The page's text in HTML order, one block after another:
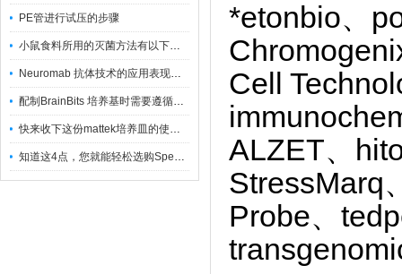
PE管进行试压的步骤
小鼠食料所用的灭菌方法有以下三种
Neuromab 抗体技术的应用表现在这几方面
配制BrainBits 培养基时需要遵循的原则
快来收下这份mattek培养皿的使用指南
知道这4点，您就能轻松选购Spectrum 膜
*etonbio、
Cell
ALZET、
StressMarq
Probe、